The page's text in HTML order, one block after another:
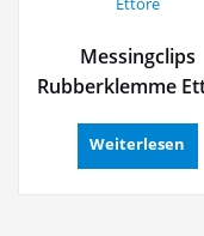
Messingclips
Rubberklemme
Weiterlesen